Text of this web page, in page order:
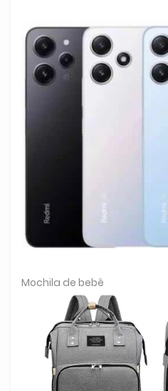
Mochila de bebê